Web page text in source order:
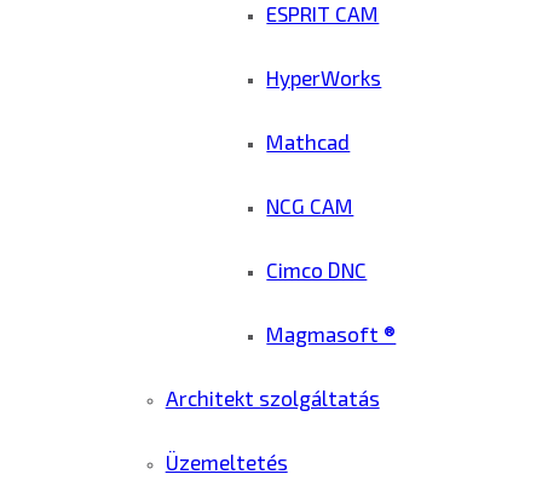
ESPRIT CAM
HyperWorks
Mathcad
NCG CAM
Cimco DNC
Magmasoft ®
Architekt szolgáltatás
Üzemeltetés